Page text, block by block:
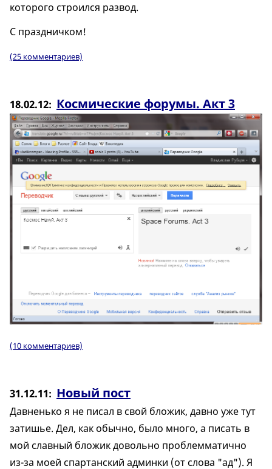
которого строился развод.
С праздничком!
(25 комментариев)
18.02.12 Космические форумы. Акт 3
(10 комментариев)
31.12.11 Новый пост
Давненько я не писал в свой бложик, давно уже тут
затишье. Дел, как обычно, было много, а писать в
мой славный бложик довольно проблемматично
из-за моей спартанский админки (от слова "ад"). Я